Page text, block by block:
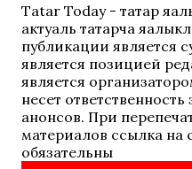
Tatar Today - татар
актуаль татарча
публикации является
является позицией
является
несет
анонсов. При
материалов ссылка на
обязательны